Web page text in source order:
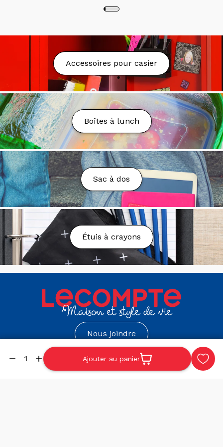
Quantité
Ajouter au panier
caisses du magasin sélectionné.
Livraison
Nous proposons la livraison partout au Québec au
tarif fixe de 9.99$.La livraison est gratuite à partir
de 75$ d'achat avant taxes* sauf exception. Nous
nous réservons le droit d'annuler la commande ou
d'ajuster les frais en cas de coûts de transport trop
élevés, sous réserve de votre approbation.
Nous pouvons livrer dans les boîtes postales (PO
Box), toutefois des frais additionnels peuvent être
demandés.
Délai de Livraison
Votre colis sera préparé et livré dans un délai de 2 à
7 jours ouvrables.
Vous n’avez toujours rien reçu?
Envoyez un courriel à l’adresse suivante:
serviceweb@maglecompte.ca
Politique de retours
Vous souhaitez retourner ou échanger votre
commande pour une raison quelconque? Nous
sommes là pour vous assister. Vous avez 30 jours
suivant la réception de votre commande pour
retourner la marchandise en magasin. Vous pouvez
retourner votre produit en succursale et obtenir un
échange ou un remboursement. Ce dernier sera émis
par l’entremise de votre méthode initiale de
Accessoires pour casier
Boîtes à lunch
Sac à dos
Étuis à crayons
Nous joindre
Succursale de
Victoriaville
Succursale de Trois-
Rivières